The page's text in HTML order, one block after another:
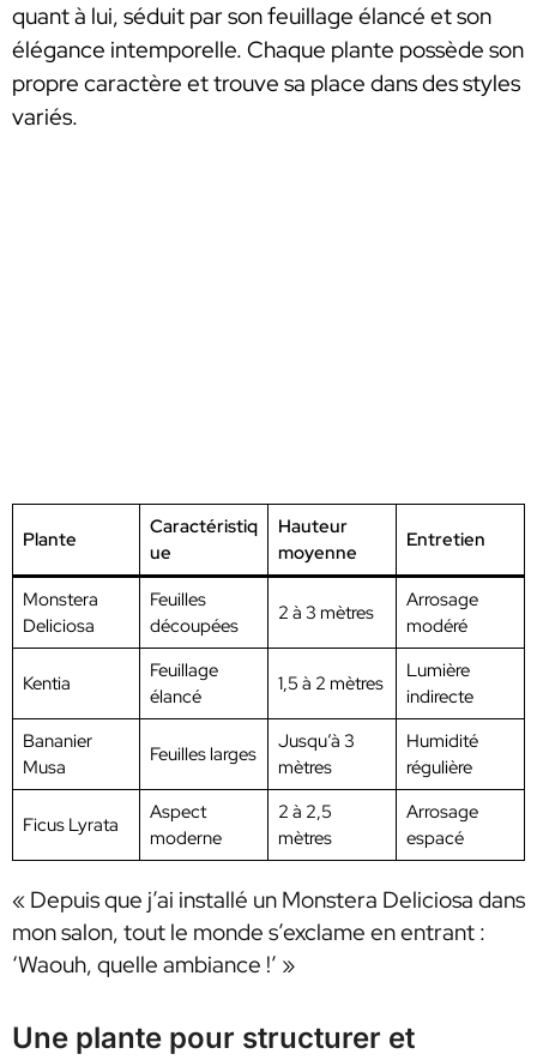
quant à lui, séduit par son feuillage élancé et son
élégance intemporelle. Chaque plante possède son
propre caractère et trouve sa place dans des styles
variés.
Plante
Caractéristiq
ue
Hauteur
moyenne
Entretien
Monstera
Deliciosa
Feuilles
découpées
2 à 3 mètres
Arrosage
modéré
Kentia
Feuillage
élancé
1,5 à 2 mètres
Lumière
indirecte
Bananier
Musa
Feuilles larges
Jusqu’à 3
mètres
Humidité
régulière
Ficus Lyrata
Aspect
moderne
2 à 2,5
mètres
Arrosage
espacé
« Depuis que j’ai installé un Monstera Deliciosa dans
mon salon, tout le monde s’exclame en entrant :
‘Waouh, quelle ambiance !’ »
Une plante pour structurer et